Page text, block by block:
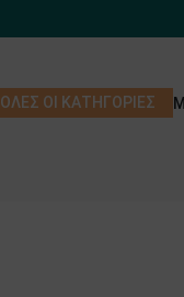
ΌΛΕΣ ΟΙ ΚΑΤΗΓΟΡΊΕΣ